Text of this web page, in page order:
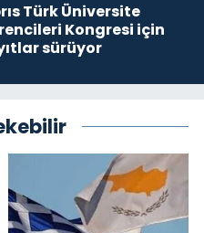
Türk Üniversite
Kongresi için
sürüyor